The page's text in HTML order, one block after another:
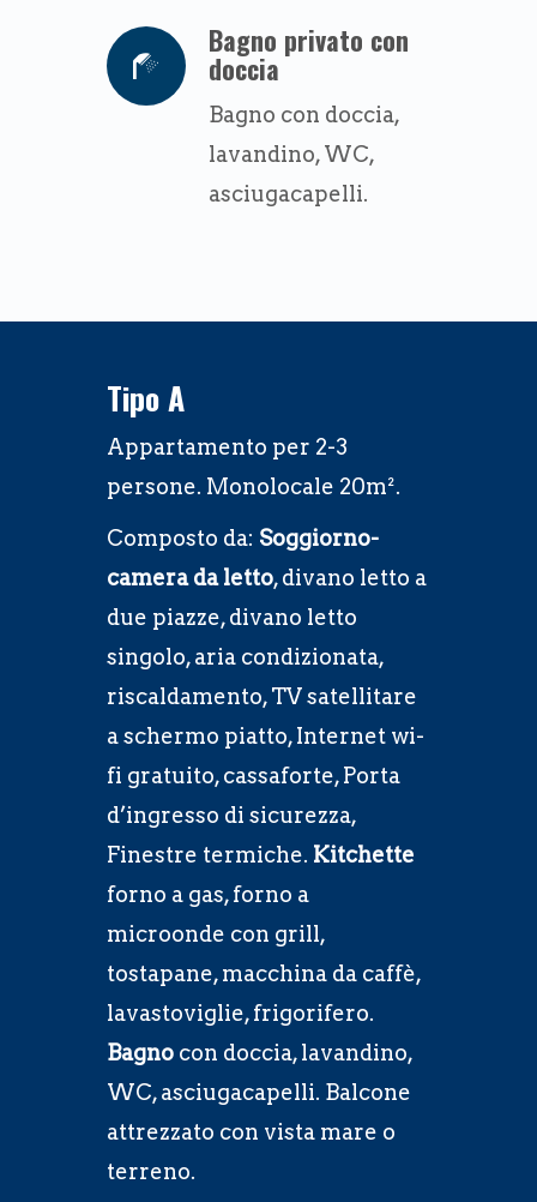
Bagno privato con
doccia
Bagno con doccia,
lavandino, WC,
asciugacapelli.
Tipo A
Appartamento per 2-3
persone. Monolocale 20m².
Composto da: Soggiorno-
camera da letto, divano letto a
due piazze, divano letto
singolo, aria condizionata,
riscaldamento, TV satellitare
a schermo piatto, Internet wi-
fi gratuito, cassaforte, Porta
d’ingresso di sicurezza,
Finestre termiche. Kitchette
forno a gas, forno a
microonde con grill,
tostapane, macchina da caffè,
lavastoviglie, frigorifero.
Bagno con doccia, lavandino,
WC, asciugacapelli. Balcone
attrezzato con vista mare o
terreno.